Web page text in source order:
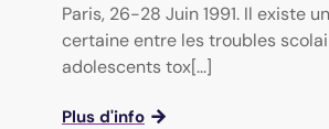
Paris, 26-28 Juin 1991. Il existe
certaine entre les troubles
adolescents tox[...]
Plus d'info